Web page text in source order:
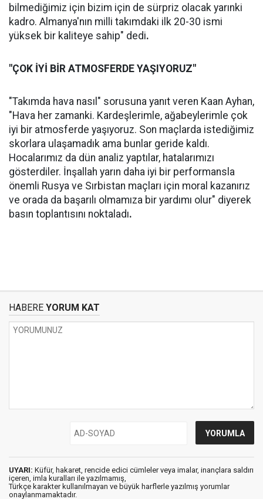
bilmediğimiz için bizim için de sürpriz olacak yarınki
kadro. Almanya'nın milli takımdaki ilk 20-30 ismi
yüksek bir kaliteye sahip" dedi.
"ÇOK İYİ BİR ATMOSFERDE YAŞIYORUZ"
"Takımda hava nasıl" sorusuna yanıt veren Kaan Ayhan,
"Hava her zamanki. Kardeşlerimle, ağabeylerimle çok
iyi bir atmosferde yaşıyoruz. Son maçlarda istediğimiz
skorlara ulaşamadık ama bunlar geride kaldı.
Hocalarımız da dün analiz yaptılar, hatalarımızı
gösterdiler. İnşallah yarın daha iyi bir performansla
önemli Rusya ve Sırbistan maçları için moral kazanırız
ve orada da başarılı olmamıza bir yardımı olur" diyerek
basın toplantısını noktaladı.
HABERE YORUM KAT
UYARI: Küfür, hakaret, rencide edici cümleler veya imalar, inançlara saldırı
içeren, imla kuralları ile yazılmamış,
Türkçe karakter kullanılmayan ve büyük harflerle yazılmış yorumlar
onaylanmamaktadır.